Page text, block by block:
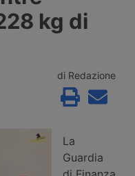
instabile
regionali.kg di
di Redazione
La
Guardia